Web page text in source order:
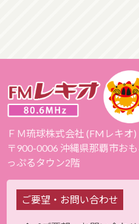
ＦＭ琉球株式会社 (FMレキオ)
〒900-0006 沖縄県那覇市お
っぷるタウン2階
ご要望・お問い合わせ